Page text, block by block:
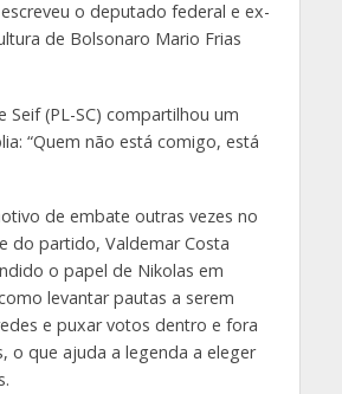
o deputado federal e ex-
de Bolsonaro Mario Frias
Seif (PL-SC) compartilhou um
“Quem não está comigo, está
de embate outras vezes no
do partido, Valdemar Costa
o papel de Nikolas em
levantar pautas a serem
e puxar votos dentro e fora
o que ajuda a legenda a eleger